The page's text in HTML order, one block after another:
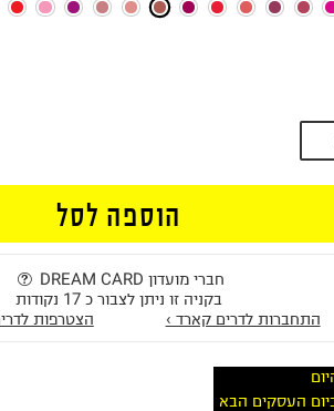
הוספה לסל
חברי מועדון DREAM CARD
בקניה זו ניתן לצבור כ 17 נקודות
התחברות לדרים קארד ›
הצטרפות
העסקים הבא